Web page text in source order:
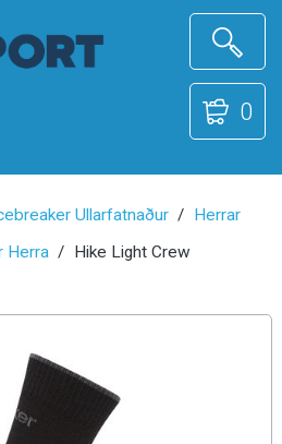
0
Ullarfatnaður
Herrar
Herra
Hike Light Crew